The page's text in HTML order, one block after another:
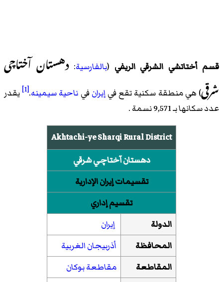
قسم أختاتشي الشرقي الريفي (بالفارسية:دهستان آختاچی
شرقی) هي منطقة سكنية تقع فيإيرانفي ناحية سيمينه.
[1]
يقدر
عدد سكانها بـ 9,571 نسمة .
Akhtachi-ye Sharqi Rural District
دهستان آختاچي شرقي
تقسيمات إيران الإدارية
تقسيم إداري
الدولة
إيران
المحافظة
أذربيجان الغربية
المقاطعة
مقاطعة بوكان